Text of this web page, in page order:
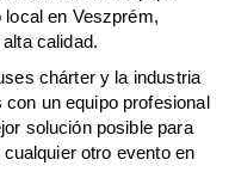
en Veszprém,
calidad.
chárter y la industria
un equipo profesional
solución posible para
otro evento en